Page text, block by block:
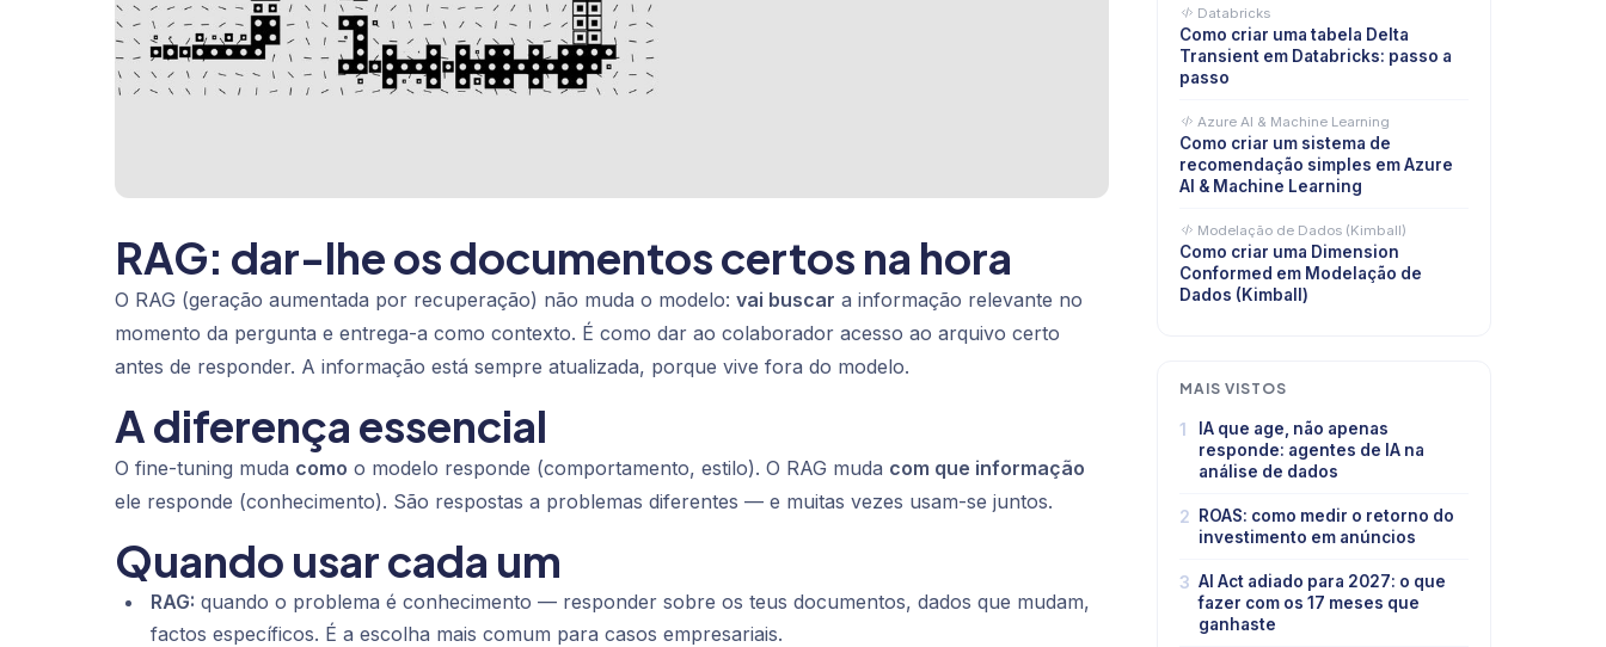
RAG: dar-lhe os documentos certos na hora
O RAG (geração aumentada por recuperação) não muda o modelo: vai buscar a informação relevante no
momento da pergunta e entrega-a como contexto. É como dar ao colaborador acesso ao arquivo certo
antes de responder. A informação está sempre atualizada, porque vive fora do modelo.
A diferença essencial
O fine-tuning muda como o modelo responde (comportamento, estilo). O RAG muda com que informação
ele responde (conhecimento). São respostas a problemas diferentes — e muitas vezes usam-se juntos.
Quando usar cada um
RAG: quando o problema é conhecimento — responder sobre os teus documentos, dados que mudam,
factos específicos. É a escolha mais comum para casos empresariais.
Databricks
Como criar uma tabela Delta
Transient em Databricks: passo a
passo
Azure AI & Machine Learning
Como criar um sistema de
recomendação simples em Azure
AI & Machine Learning
Modelação de Dados (Kimball)
Como criar uma Dimension
Conformed em Modelação de
Dados (Kimball)
MAIS VISTOS
1
IA que age, não apenas
responde: agentes de IA na
análise de dados
2
ROAS: como medir o retorno do
investimento em anúncios
3 AI Act adiado para 2027: o que
fazer com os 17 meses que
ganhaste